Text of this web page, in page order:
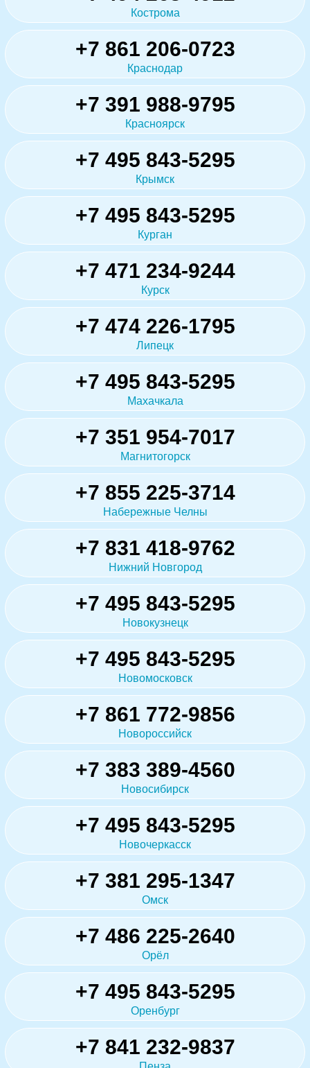
Кострома
+7 861 206-0723
Краснодар
+7 391 988-9795
Красноярск
+7 495 843-5295
Крымск
+7 495 843-5295
Курган
+7 471 234-9244
Курск
+7 474 226-1795
Липецк
+7 495 843-5295
Махачкала
+7 351 954-7017
Магнитогорск
+7 855 225-3714
Набережные Челны
+7 831 418-9762
Нижний Новгород
+7 495 843-5295
Новокузнецк
+7 495 843-5295
Новомосковск
+7 861 772-9856
Новороссийск
+7 383 389-4560
Новосибирск
+7 495 843-5295
Новочеркасск
+7 381 295-1347
Омск
+7 486 225-2640
Орёл
+7 495 843-5295
Оренбург
+7 841 232-9837